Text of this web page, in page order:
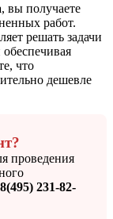
, вы получаете
работ.
решать задачи
что
дешевле
проведения
8(495) 231-82-